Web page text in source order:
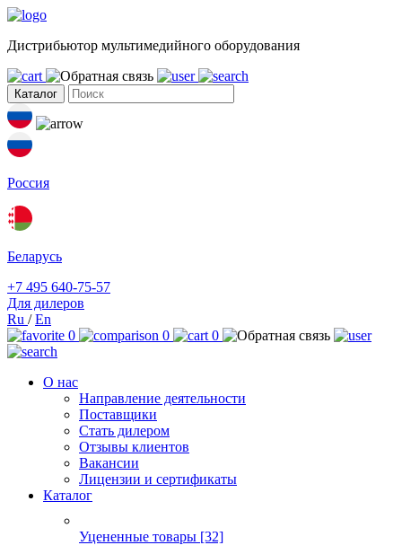
Дистрибьютор мультимедийного оборудования
Каталог
Россия
Беларусь
+7 495 640-75-57
Для дилеров
Ru /En
0
0 0
О нас
Направление деятельности
Поставщики
Стать дилером
Отзывы клиентов
Вакансии
Лицензии и сертификаты
Каталог
Уцененные товары [32]